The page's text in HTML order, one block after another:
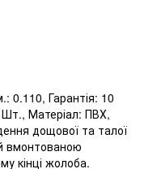
0.110, Гарантія: 10
Матеріал: ПВХ,
дощової та талої
вмонтованою
кінці жолоба.